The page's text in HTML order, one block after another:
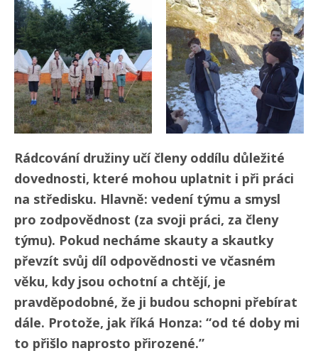
Rádcování družiny učí členy oddílu důležité
dovednosti, které mohou uplatnit i při práci
na středisku. Hlavně: vedení týmu a smysl
pro zodpovědnost (za svoji práci, za členy
týmu). Pokud necháme skauty a skautky
převzít svůj díl odpovědnosti ve včasném
věku, kdy jsou ochotní a chtějí, je
pravděpodobné, že ji budou schopni přebírat
dále. Protože, jak říká Honza: “od té doby mi
to přišlo naprosto přirozené.”